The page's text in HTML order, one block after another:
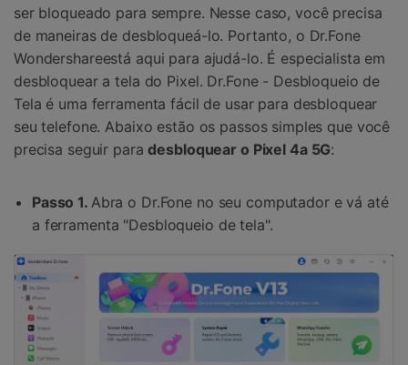
ser bloqueado para sempre. Nesse caso, você precisa
de maneiras de desbloqueá-lo. Portanto, o Dr.Fone
Wondershareestá aqui para ajudá-lo. É especialista em
desbloquear a tela do Pixel. Dr.Fone - Desbloqueio de
Tela é uma ferramenta fácil de usar para desbloquear
seu telefone. Abaixo estão os passos simples que você
precisa seguir paradesbloquear o Pixel 4a 5G:
Passo 1. Abra o Dr.Fone no seu computador e vá até
a ferramenta "Desbloqueio de tela".